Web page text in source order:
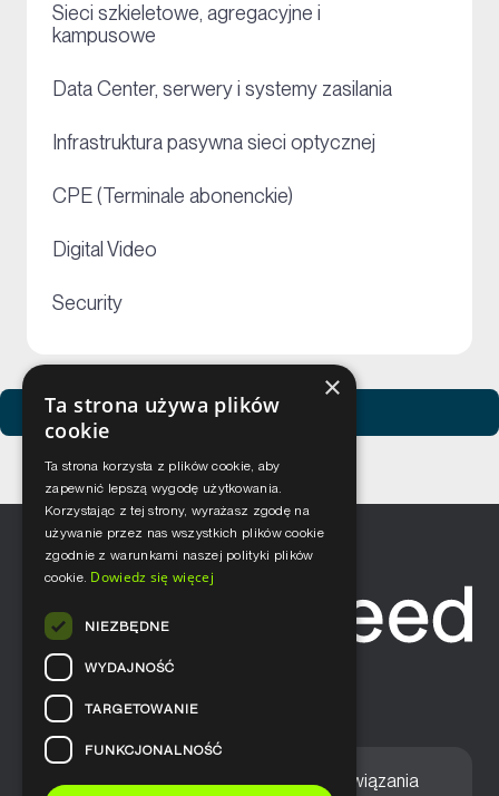
Sieci szkieletowe, agregacyjne i
kampusowe
Data Center, serwery i systemy zasilania
Infrastruktura pasywna sieci optycznej
CPE (Terminale abonenckie)
Digital Video
Security
Zobacz usługi Netceed
Home Nasze podejście Rozwiązania
×
Ta strona używa plików
cookie
Ta strona korzysta z plików cookie, aby
zapewnić lepszą wygodę użytkowania.
Korzystając z tej strony, wyrażasz zgodę na
używanie przez nas wszystkich plików cookie
zgodnie z warunkami naszej polityki plików
cookie. Dowiedz się więcej
NIEZBĘDNE
WYDAJNOŚĆ
TARGETOWANIE
FUNKCJONALNOŚĆ